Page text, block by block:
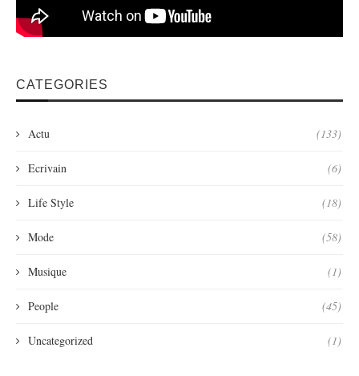
CATEGORIES
Actu (133)
Ecrivain (6)
Life Style (18)
Mode (58)
Musique (1)
People (45)
Uncategorized (1)